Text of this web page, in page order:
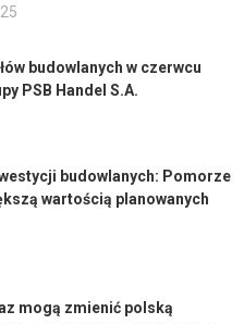
budowlanych w czerwcu
PSB Handel S.A.
budowlanych: Pomorze
wartością planowanych
mogą zmienić polską